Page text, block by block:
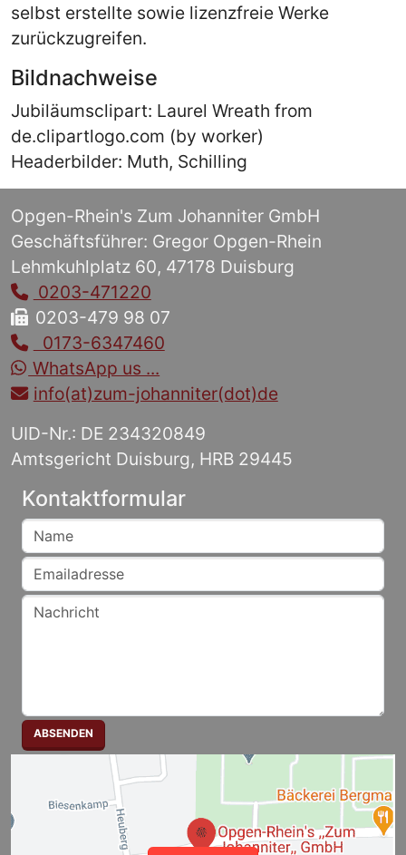
selbst erstellte sowie lizenzfreie Werke
zurückzugreifen.
Bildnachweise
Jubiläumsclipart: Laurel Wreath from
de.clipartlogo.com (by worker)
Headerbilder: Muth, Schilling
Opgen-Rhein's Zum Johanniter GmbH
Geschäftsführer: Gregor Opgen-Rhein
Lehmkuhlplatz 60, 47178 Duisburg
0203-471220
0203-479 98 07
0173-6347460
WhatsApp us ...
info(at)zum-johanniter(dot)de
UID-Nr.: DE 234320849
Amtsgericht Duisburg, HRB 29445
Kontaktformular